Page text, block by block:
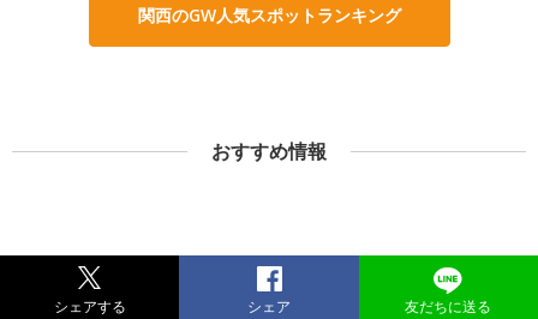
関西のGW人気スポットランキング
おすすめ情報
シェアする シェア 友だちに送る